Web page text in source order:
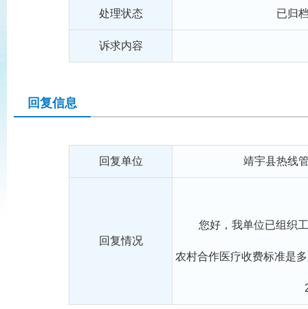
处理状态 已归
诉求内容
回复信息
回复单位 靖宇县热线
回复情况
您好，我单位已组织工
农村合作医疗收费标准是